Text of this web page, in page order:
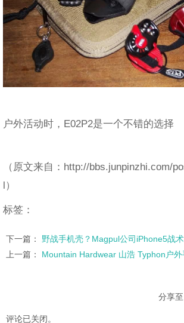
户外活动时，E02P2是一个不错的选择
（原文来自：http://bbs.junpinzhi.com/
l）
标签：
下一篇： 野战手机壳？Magpul公司iPhone5战
上一篇： Mountain Hardwear 山浩 Typhon户外
分享
评论已关闭。